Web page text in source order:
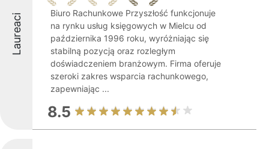
Laureaci
Biuro Rachunkowe Przyszłość funkcjonuje
na rynku usług księgowych w Mielcu od
października 1996 roku, wyróżniając się
stabilną pozycją oraz rozległym
doświadczeniem branżowym. Firma oferuje
szeroki zakres wsparcia rachunkowego,
zapewniając ...
8.5